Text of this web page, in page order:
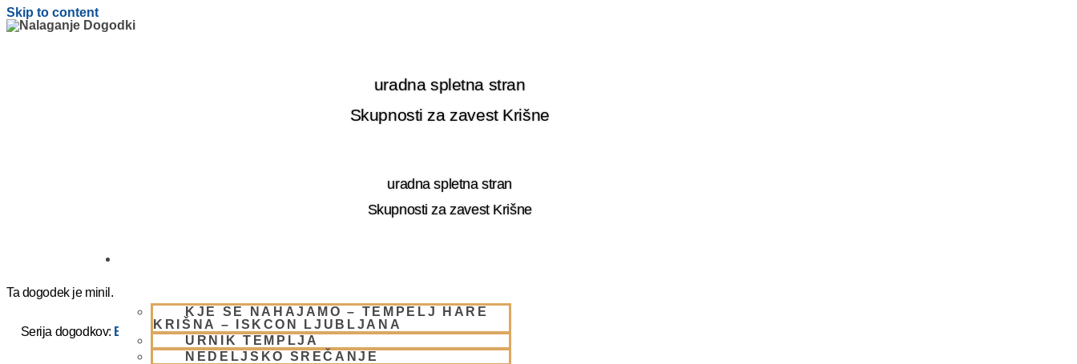
Skip to content
uradna spletna stran
Skupnosti za zavest Krišne
uradna spletna stran
Skupnosti za zavest Krišne
KJE SE NAHAJAMO – TEMPELJ HARE
KRIŠNA – ISKCON LJUBLJANA
URNIK TEMPLJA
NEDELJSKO SREČANJE
Ta dogodek je minil.
Serija dogodkov: BALADEV DAS ( ISKCON CHOWPATY)